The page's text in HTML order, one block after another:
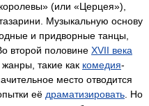
(или «Церцея»),
Музыкальную основу
и придворные танцы,
второй половине XVII века
такие как комедия-
место отводится
её драматизировать . Но